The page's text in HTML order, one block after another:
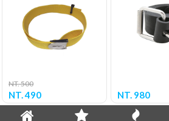
NT. 500
NT. 490 NT. 980